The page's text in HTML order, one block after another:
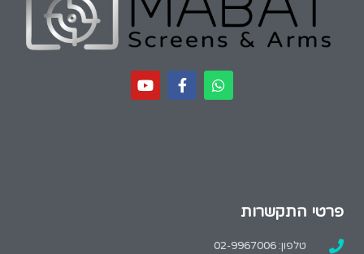
פרטי התקשרות
טלפון: 02-9967006